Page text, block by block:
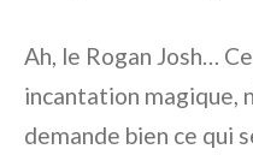
Ah, le Rogan Josh…
incantation magique,
demande bien ce qui